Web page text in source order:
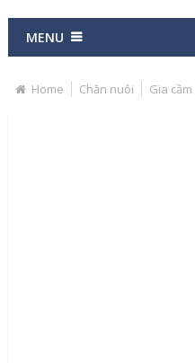
MENU
Home Chăn nuôi Gia cầm